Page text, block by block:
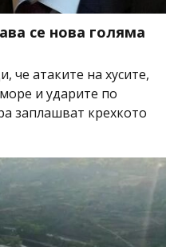
се нова голяма
че атаките на хусите,
и ударите по
заплашват крехкото